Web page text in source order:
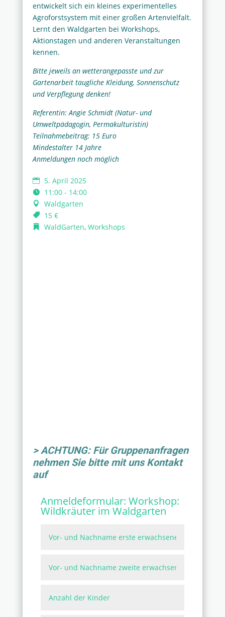
entwickelt sich ein kleines experimentelles
Agroforstsystem mit einer großen Artenvielfalt.
Lernt den Waldgarten bei Workshops,
Aktionstagen und anderen Veranstaltungen
kennen.
Bitte jeweils an wetterangepasste und zur
Gartenarbeit taugliche Kleidung, Sonnenschutz
und Verpflegung denken!
Referentin: Angie Schmidt (Natur- und
Umweltpädagogin, Permakulturistin)
Teilnahmebeitrag: 15 Euro
Mindestalter 14 Jahre
Anmeldungen noch möglich
5. April 2025
11:00 - 14:00
Waldgarten
15 €
WaldGarten, Workshops
> ACHTUNG: Für Gruppenanfragen
nehmen Sie bitte mit uns Kontakt
auf
Anmeldeformular: Workshop:
Wildkräuter im Waldgarten